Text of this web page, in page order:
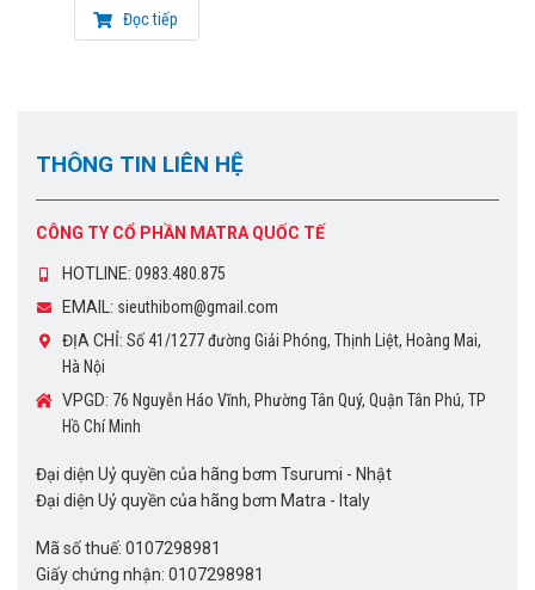
nước chống ngập úng.
Đại diện Uỷ quyền của hãng bơm Tsurumi – Nhật
Email: sieuthibom@gmail.com
Địa chỉ: 238 Đường Nguyễn Xiển , Phường Hạ Đình, Quận
Thanh Xuân, TP Hà Nội ,Việt Nam
Tại Hồ Chí Minh: 76 Nguyễn Háo Vĩnh,
Miễn Phí vận chuyển nội thành Hà Nội, Hồ Chí
Đọc tiếp
THÔNG TIN LIÊN HỆ
CÔNG TY CỔ PHẦN MATRA QUỐC TẾ
HOTLINE: 0983.480.875
EMAIL: sieuthibom@gmail.com
ĐỊA CHỈ: Số 41/1277 đường Giải Phóng, Thịnh Liệt, Hoàng Mai,
Hà Nội
VPGD: 76 Nguyễn Háo Vĩnh, Phường Tân Quý, Quận Tân Phú, TP
Hồ Chí Minh
Đại diện Uỷ quyền của hãng bơm Tsurumi - Nhật
Đại diện Uỷ quyền của hãng bơm Matra - Italy
Mã số thuế: 0107298981
Giấy chứng nhận: 0107298981